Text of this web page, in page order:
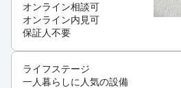
オンライン相談可
オンライン内見可
保証人不要
ライフステージ
一人暮らしに人気の設備